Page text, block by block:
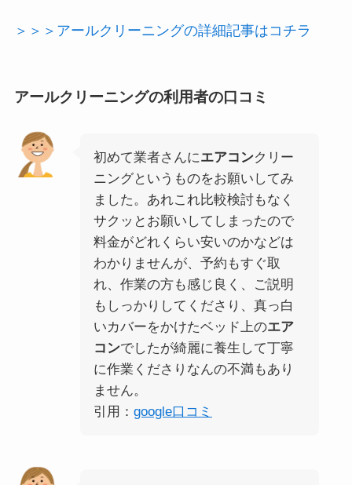
＞＞＞アールクリーニングの詳細記事はコチラ
アールクリーニングの利用者の口コミ
初めて業者さんにエアコンクリー
ニングというものをお願いしてみ
ました。あれこれ比較検討もなく
サクッとお願いしてしまったので
料金がどれくらい安いのかなどは
わかりませんが、予約もすぐ取
れ、作業の方も感じ良く、ご説明
もしっかりしてくださり、真っ白
いカバーをかけたベッド上のエア
コンでしたが綺麗に養生して丁寧
に作業くださりなんの不満もあり
ません。
引用： google口コミ